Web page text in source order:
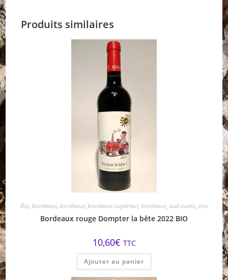
Produits similaires
Bio, bordeaux, bordeaux_bordeaux-superieur, bordeaux_sud-ouest, vins
Bordeaux rouge Dompter la bête 2022 BIO
10,60€ TTC
Ajouter au panier